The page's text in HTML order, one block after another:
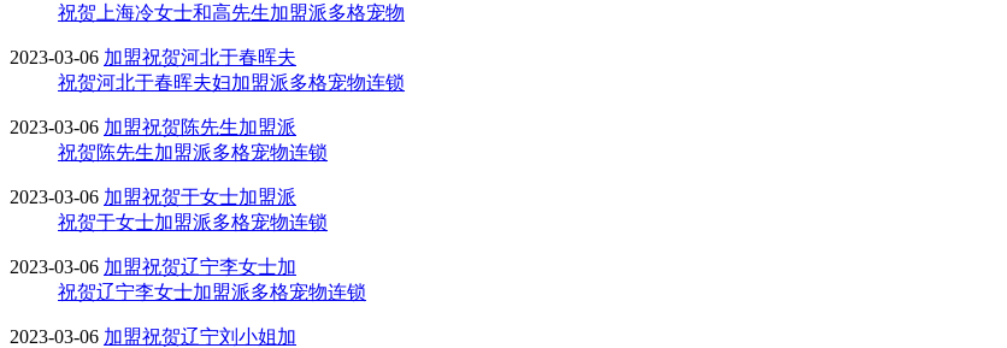
祝贺上海冷女士和高先生加盟派多格宠物
2023-03-06 加盟祝贺河北于春晖夫
祝贺河北于春晖夫妇加盟派多格宠物连锁
2023-03-06 加盟祝贺陈先生加盟派
祝贺陈先生加盟派多格宠物连锁
2023-03-06 加盟祝贺于女士加盟派
祝贺于女士加盟派多格宠物连锁
2023-03-06 加盟祝贺辽宁李女士加
祝贺辽宁李女士加盟派多格宠物连锁
2023-03-06 加盟祝贺辽宁刘小姐加